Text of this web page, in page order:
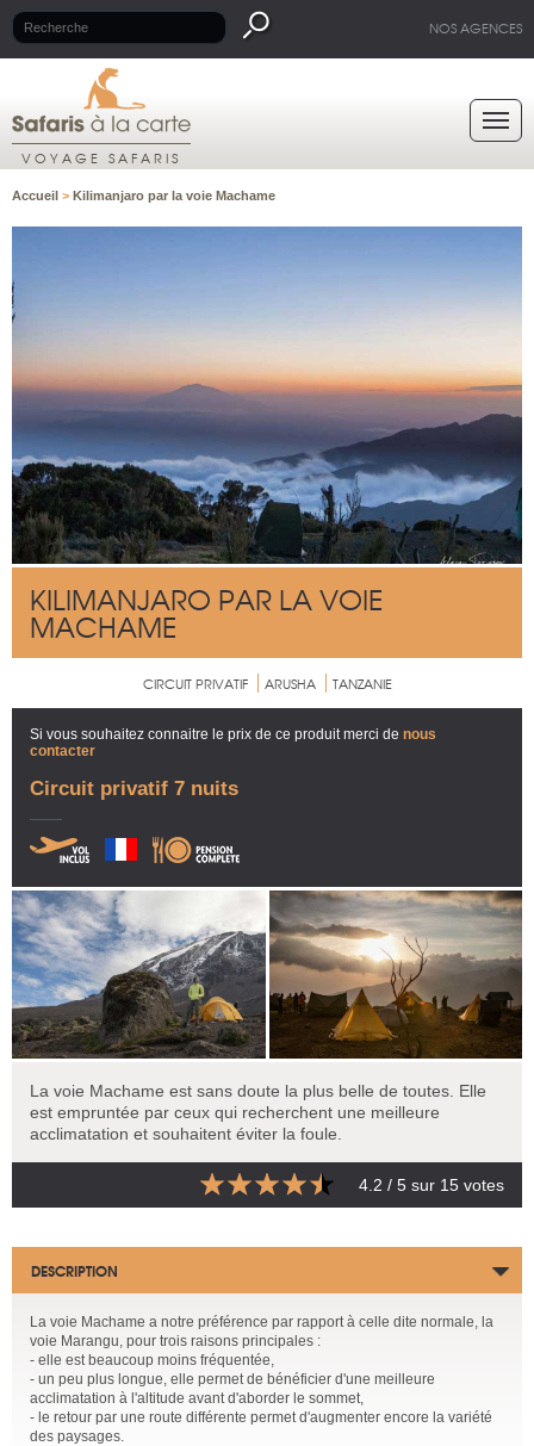
NOS AGENCES
VOYAGE SAFARIS
Accueil > Kilimanjaro par la voie Machame
KILIMANJARO PAR LA VOIE
MACHAME
CIRCUIT PRIVATIF ARUSHA TANZANIE
Si vous souhaitez connaitre le prix de ce produit merci de nous
contacter
Circuit privatif 7 nuits
La voie Machame est sans doute la plus belle de toutes. Elle
est empruntée par ceux qui recherchent une meilleure
acclimatation et souhaitent éviter la foule.
4.2 / 5 sur 15 votes
DESCRIPTION
La voie Machame a notre préférence par rapport à celle dite normale, la
voie Marangu, pour trois raisons principales :
- elle est beaucoup moins fréquentée,
- un peu plus longue, elle permet de bénéficier d'une meilleure
acclimatation à l'altitude avant d'aborder le sommet,
- le retour par une route différente permet d'augmenter encore la variété
des paysages.